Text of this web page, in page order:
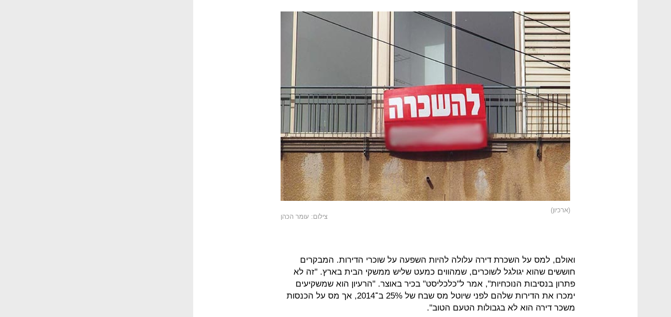
(ארכיון)
צילום: עומר הכהן
ואולם, למס על השכרת דירה עלולה להיות השפעה על שוכרי הדירות. המבקרים
חוששים שהוא יגולגל לשוכרים, שמהווים כמעט שליש ממשקי הבית בארץ. "זה לא
פתרון בנסיבות הנוכחיות", אמר ל"כלכליסט" בכיר באוצר. "הרעיון הוא שמשקיעים
ימכרו את הדירות שלהם לפני שיוטל מס שבח של 25% ב־2014, אך מס על הכנסות
משכר דירה הוא לא בגבולות הטעם הטוב".